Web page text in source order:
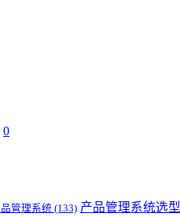
0
管理系统 (133) 产品管理系统选型